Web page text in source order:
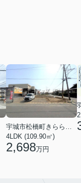
宇城市松橋町きらら３丁目
4LDK (109.90㎡)
2,698万円